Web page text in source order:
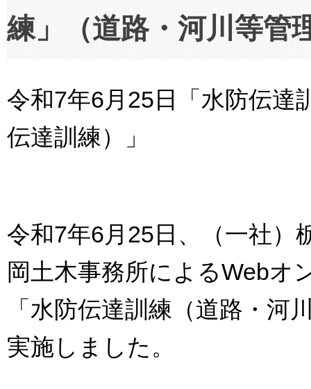
練」（道路・河川等管
令和7年6月25日「水防伝達
伝達訓練）」
令和7年6月25日、（一社）
岡土木事務所によるWebオ
「水防伝達訓練（道路・河
実施しました。